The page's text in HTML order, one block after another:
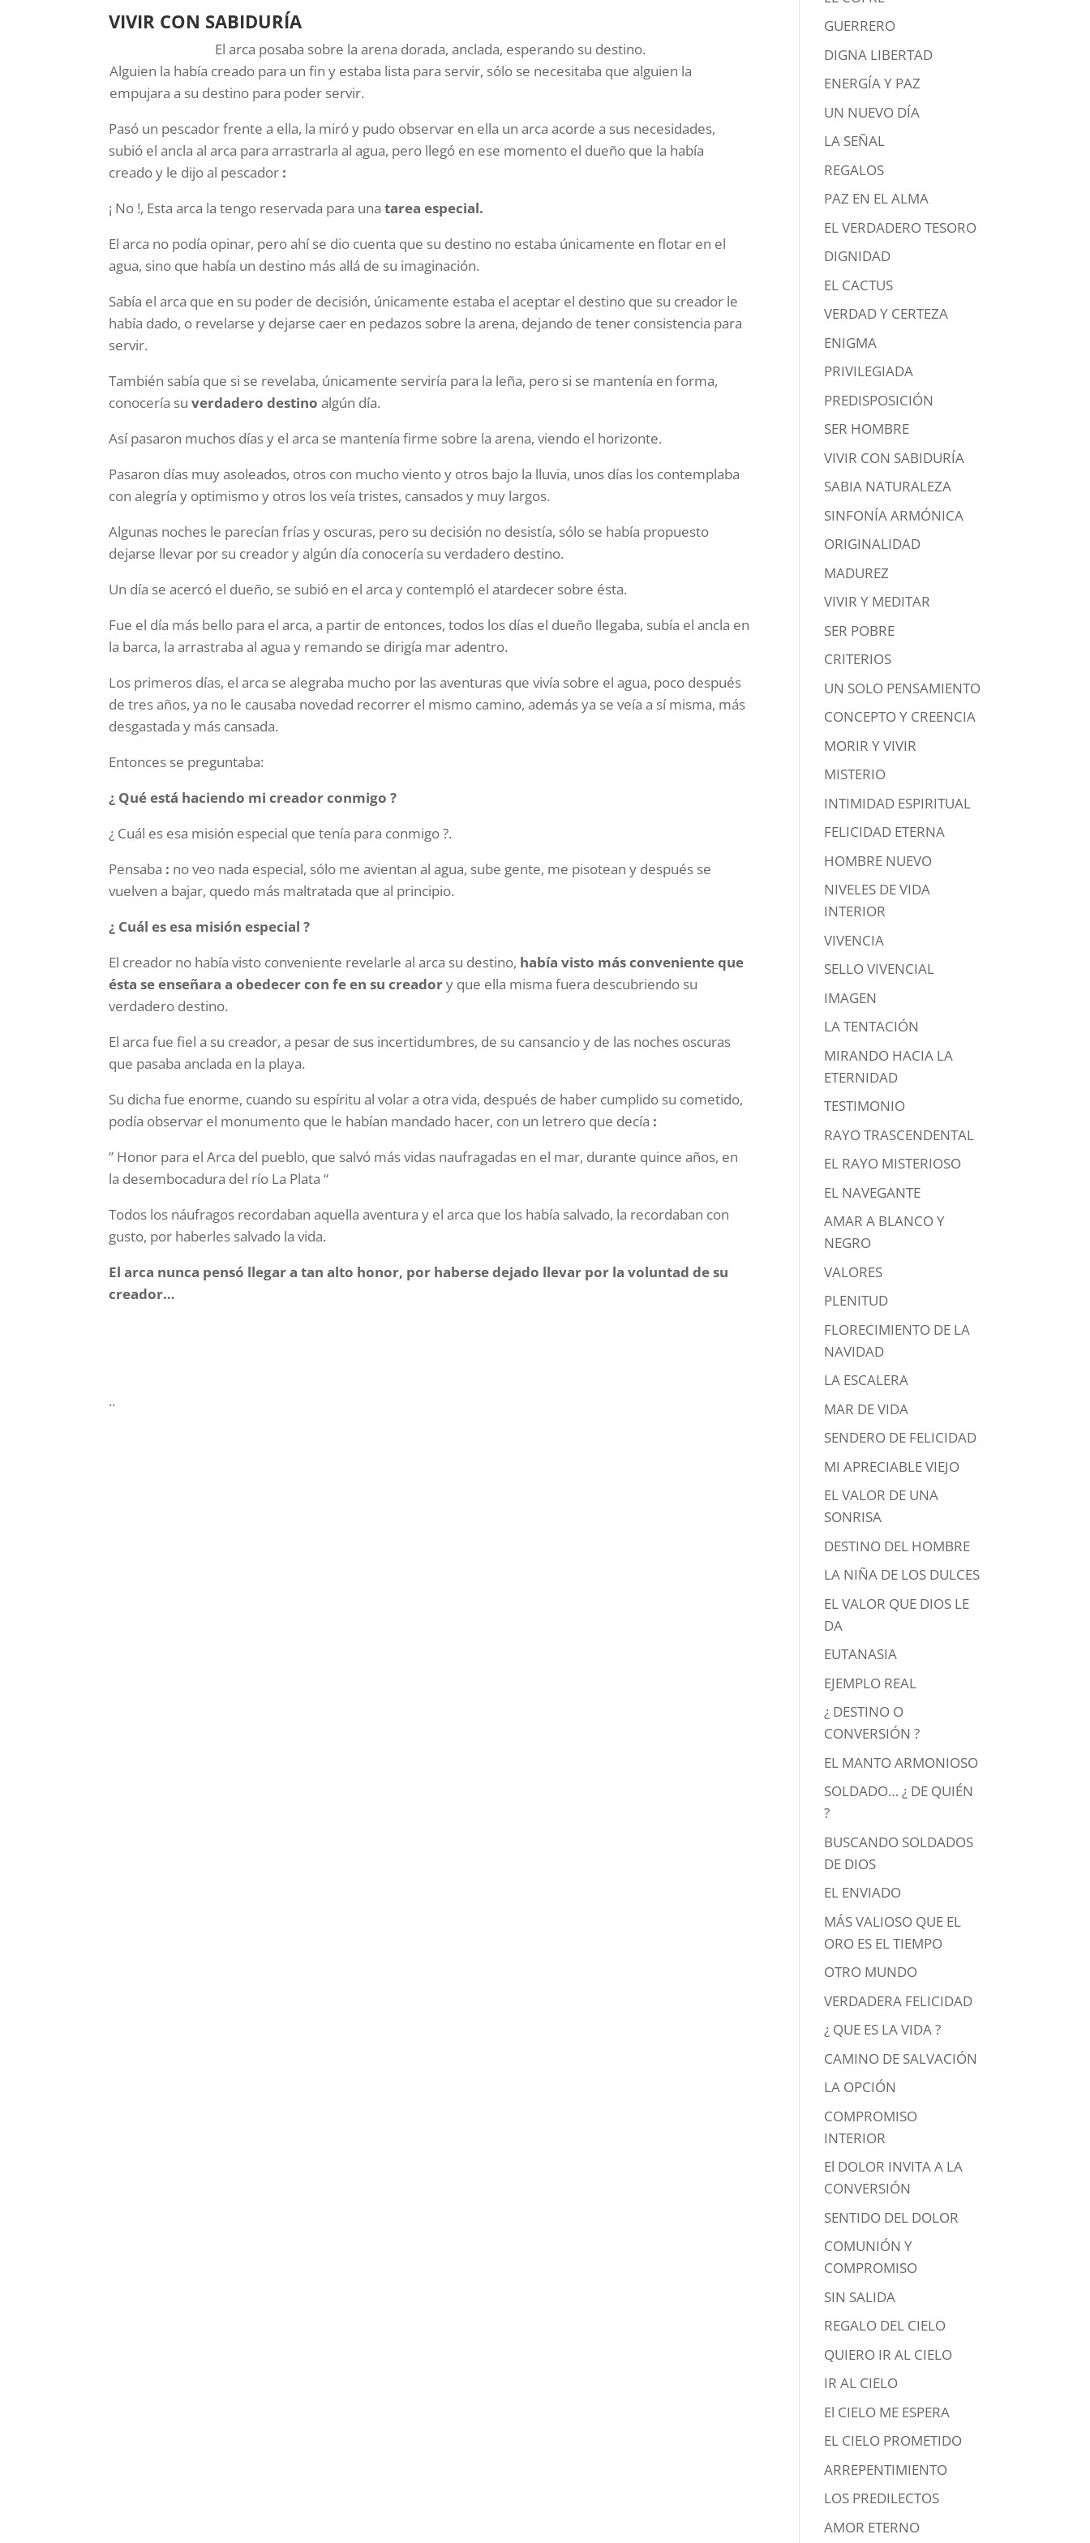
VIVIR CON SABIDURÍA
El arca posaba sobre la arena dorada, anclada, esperando su destino.
Alguien la había creado para un fin y estaba lista para servir, sólo se necesitaba que alguien la
empujara a su destino para poder servir.
Pasó un pescador frente a ella, la miró y pudo observar en ella un arca acorde a sus necesidades,
subió el ancla al arca para arrastrarla al agua, pero llegó en ese momento el dueño que la había
creado y le dijo al pescador :
¡ No !, Esta arca la tengo reservada para unatarea especial.
El arca no podía opinar, pero ahí se dio cuenta que su destino no estaba únicamente en flotar en el
agua, sino que había un destino más allá de su imaginación.
Sabía el arca que en su poder de decisión, únicamente estaba el aceptar el destino que su creador le
había dado, o revelarse y dejarse caer en pedazos sobre la arena, dejando de tener consistencia para
servir.
También sabía que si se revelaba, únicamente serviría para la leña, pero si se mantenía en forma,
conocería suverdadero destino algún día.
Así pasaron muchos días y el arca se mantenía firme sobre la arena, viendo el horizonte.
Pasaron días muy asoleados, otros con mucho viento y otros bajo la lluvia, unos días los contemplaba
con alegría y optimismo y otros los veía tristes, cansados y muy largos.
Algunas noches le parecían frías y oscuras, pero su decisión no desistía, sólo se había propuesto
dejarse llevar por su creador y algún día conocería su verdadero destino.
Un día se acercó el dueño, se subió en el arca y contempló el atardecer sobre ésta.
Fue el día más bello para el arca, a partir de entonces, todos los días el dueño llegaba, subía el ancla en
la barca, la arrastraba al agua y remando se dirigía mar adentro.
Los primeros días, el arca se alegraba mucho por las aventuras que vivía sobre el agua, poco después
de tres años, ya no le causaba novedad recorrer el mismo camino, además ya se veía a sí misma, más
desgastada y más cansada.
Entonces se preguntaba:
¿ Qué está haciendo mi creador conmigo ?
¿ Cuál es esa misión especial que tenía para conmigo ?.
Pensaba : no veo nada especial, sólo me avientan al agua, sube gente, me pisotean y después se
vuelven a bajar, quedo más maltratada que al principio.
¿ Cuál es esa misión especial ?
El creador no había visto conveniente revelarle al arca su destino, había visto más conveniente que
ésta se enseñara a obedecer con fe en su creadory que ella misma fuera descubriendo su
verdadero destino.
El arca fue fiel a su creador, a pesar de sus incertidumbres, de su cansancio y de las noches oscuras
que pasaba anclada en la playa.
Su dicha fue enorme, cuando su espíritu al volar a otra vida, después de haber cumplido su cometido,
podía observar el monumento que le habían mandado hacer, con un letrero que decía :
” Honor para el Arca del pueblo, que salvó más vidas naufragadas en el mar, durante quince años, en
la desembocadura del río La Plata “
Todos los náufragos recordaban aquella aventura y el arca que los había salvado, la recordaban con
gusto, por haberles salvado la vida.
El arca nunca pensó llegar a tan alto honor, por haberse dejado llevar por la voluntad de su
creador…
..
GUERRERO
DIGNA LIBERTAD
ENERGÍA Y PAZ
UN NUEVO DÍA
LA SEÑAL
REGALOS
PAZ EN EL ALMA
EL VERDADERO TESORO
DIGNIDAD
EL CACTUS
VERDAD Y CERTEZA
ENIGMA
PRIVILEGIADA
PREDISPOSICIÓN
SER HOMBRE
VIVIR CON SABIDURÍA
SABIA NATURALEZA
SINFONÍA ARMÓNICA
ORIGINALIDAD
MADUREZ
VIVIR Y MEDITAR
SER POBRE
CRITERIOS
UN SOLO PENSAMIENTO
CONCEPTO Y CREENCIA
MORIR Y VIVIR
MISTERIO
INTIMIDAD ESPIRITUAL
FELICIDAD ETERNA
HOMBRE NUEVO
NIVELES DE VIDA
INTERIOR
VIVENCIA
SELLO VIVENCIAL
IMAGEN
LA TENTACIÓN
MIRANDO HACIA LA
ETERNIDAD
TESTIMONIO
RAYO TRASCENDENTAL
EL RAYO MISTERIOSO
EL NAVEGANTE
AMAR A BLANCO Y
NEGRO
VALORES
PLENITUD
FLORECIMIENTO DE LA
NAVIDAD
LA ESCALERA
MAR DE VIDA
SENDERO DE FELICIDAD
MI APRECIABLE VIEJO
EL VALOR DE UNA
SONRISA
DESTINO DEL HOMBRE
LA NIÑA DE LOS DULCES
EL VALOR QUE DIOS LE
DA
EUTANASIA
EJEMPLO REAL
¿ DESTINO O
CONVERSIÓN ?
EL MANTO ARMONIOSO
SOLDADO… ¿ DE QUIÉN
?
BUSCANDO SOLDADOS
DE DIOS
EL ENVIADO
MÁS VALIOSO QUE EL
ORO ES EL TIEMPO
OTRO MUNDO
VERDADERA FELICIDAD
¿ QUE ES LA VIDA ?
CAMINO DE SALVACIÓN
LA OPCIÓN
COMPROMISO
INTERIOR
El DOLOR INVITA A LA
CONVERSIÓN
SENTIDO DEL DOLOR
COMUNIÓN Y
COMPROMISO
SIN SALIDA
REGALO DEL CIELO
QUIERO IR AL CIELO
IR AL CIELO
El CIELO ME ESPERA
EL CIELO PROMETIDO
ARREPENTIMIENTO
LOS PREDILECTOS
AMOR ETERNO